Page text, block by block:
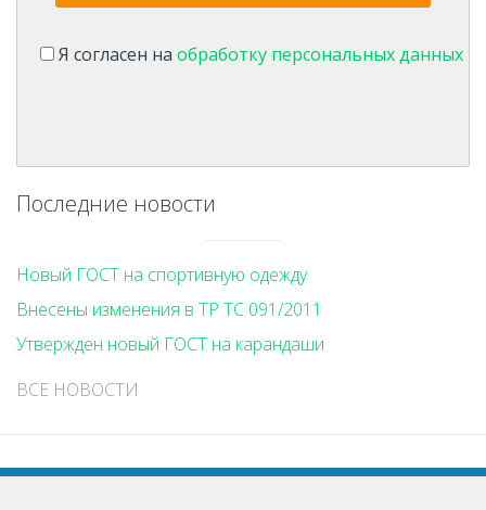
Я согласен на обработку персональных данных
Последние новости
Новый ГОСТ на спортивную одежду
Внесены изменения в ТР ТС 091/2011
Утвержден новый ГОСТ на карандаши
ВСЕ НОВОСТИ